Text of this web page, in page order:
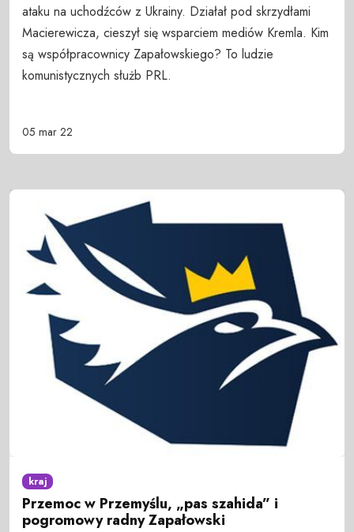
ataku na uchodźców z Ukrainy. Działał pod skrzydłami
Macierewicza, cieszył się wsparciem mediów Kremla. Kim
są współpracownicy Zapałowskiego? To ludzie
komunistycznych służb PRL.
05 mar 22
kraj
Przemoc w Przemyślu, „pas szahida” i
pogromowy radny Zapałowski